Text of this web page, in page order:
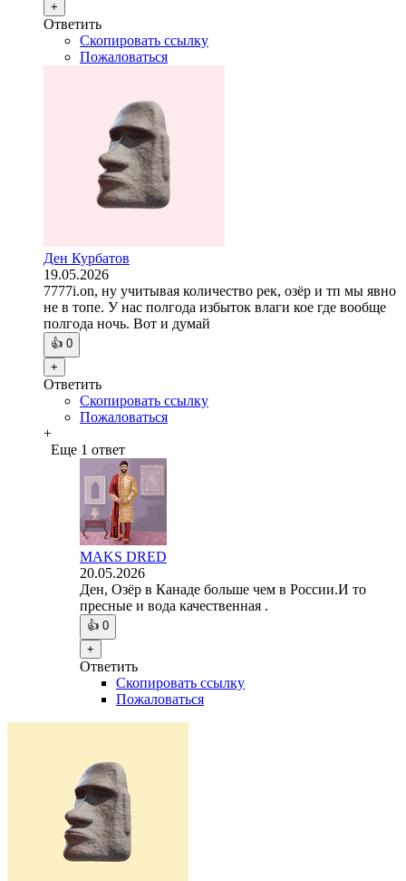
+
Ответить
Скопировать ссылку
Пожаловаться
Ден Курбатов
19.05.2026
7777i.on, ну учитывая количество рек, озёр и тп мы явно
не в топе. У нас полгода избыток влаги кое где вообще
полгода ночь. Вот и думай
👍 0
+
Ответить
Скопировать ссылку
Пожаловаться
+
Еще 1 ответ
MAKS DRED
20.05.2026
Ден, Озёр в Канаде больше чем в России.И то
пресные и вода качественная .
👍 0
+
Ответить
Скопировать ссылку
Пожаловаться